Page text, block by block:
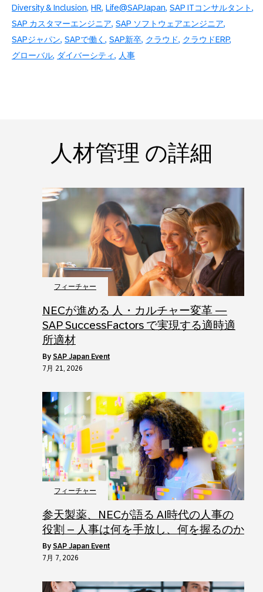
Diversity & Inclusion HR Life@SAPJapan SAP ITコンサルタント
SAP カスタマーエンジニア SAP ソフトウェアエンジニア
SAPジャパン SAPで働く SAP新卒 クラウド
クラウドERP
グローバル ダイバーシティ 人事
人材管理 の詳細
フィーチャー
NECが進める 人・カルチャー変革 ―
SAP SuccessFactors で実現する適時適
所適材
by SAP Japan Event
7月 21, 2026
フィーチャー
参天製薬、NECが語る AI時代の人事の
役割 – 人事は何を手放し、何を握るのか
by SAP Japan Event
7月 7, 2026